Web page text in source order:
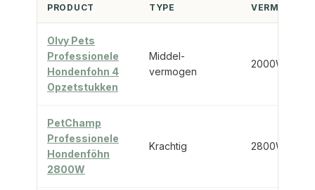
PRODUCT TYPE VERMOGEN
Olvy Pets
Professionele
Hondenfohn 4
Opzetstukken
Middel-
vermogen
2000W
PetChamp
Professionele
Hondenföhn
2800W
Krachtig 2800W